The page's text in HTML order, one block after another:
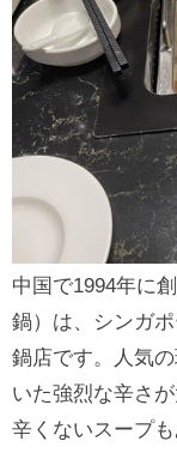
中国で1994年に
鍋）は、シンガ
鍋店です。人気
いた強烈な辛さ
辛くないスープ